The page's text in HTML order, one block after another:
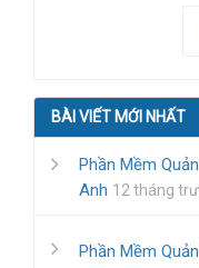
BÀI VIẾT MỚI NHẤT
Phần Mềm
Anh 12 tháng
Phần Mềm